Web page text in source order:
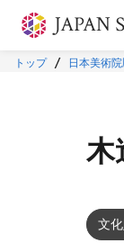
本文に飛ぶ
トップ 日本美術
木
文